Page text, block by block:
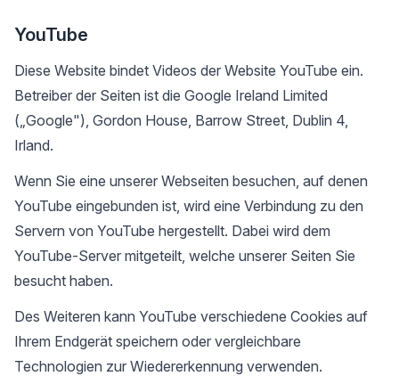
YouTube
Diese Website bindet Videos der Website YouTube ein.
Betreiber der Seiten ist die Google Ireland Limited
(„Google"), Gordon House, Barrow Street, Dublin 4,
Irland.
Wenn Sie eine unserer Webseiten besuchen, auf denen
YouTube eingebunden ist, wird eine Verbindung zu den
Servern von YouTube hergestellt. Dabei wird dem
YouTube-Server mitgeteilt, welche unserer Seiten Sie
besucht haben.
Des Weiteren kann YouTube verschiedene Cookies auf
Ihrem Endgerät speichern oder vergleichbare
Technologien zur Wiedererkennung verwenden.